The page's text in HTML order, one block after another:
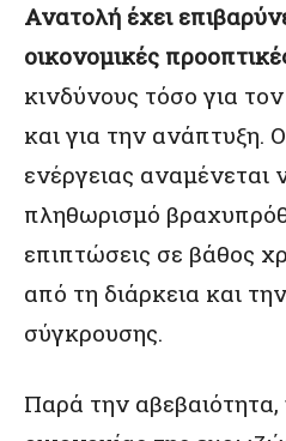
Ανατολή έχει
οικονομικές
κινδύνους τόσο για
και για την ανάπτυξη.
ενέργειας αναμένεται
πληθωρισμό
επιπτώσεις σε βάθος
από τη διάρκεια και
σύγκρουσης.
Παρά την αβεβαιότητα,